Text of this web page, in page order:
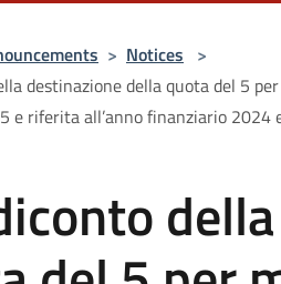
> Notices >
destinazione della quota del 5
e riferita all’anno finanziario 2024